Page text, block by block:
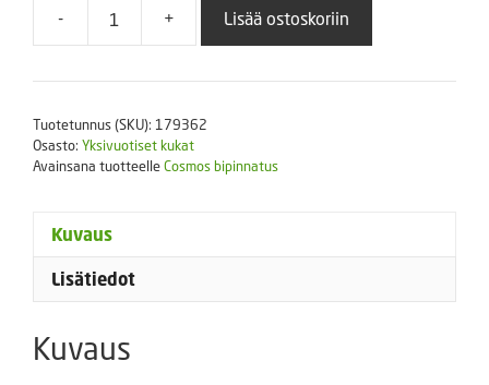
-
Punakosmoskukka
White
s
määrä
+ Lisää ostoskoriin
Tuotetunnus (SKU): 179362
Osasto: Yksivuotiset kukat
Avainsana tuotteelleCosmos bipinnatus
Kuvaus
Lisätiedot
Kuvaus